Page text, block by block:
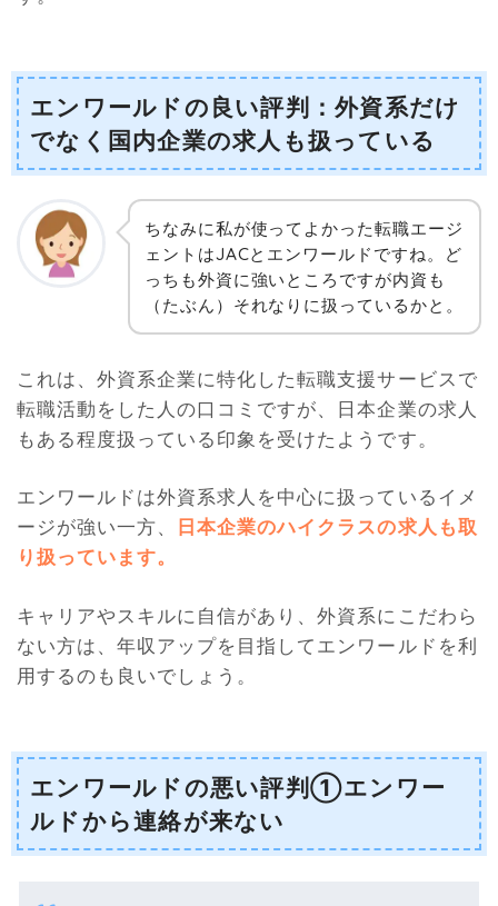
エンワールドの良い評判：外資系だけ
でなく国内企業の求人も扱っている
ちなみに私が使ってよかった転職エージ
ェントはJACとエンワールドですね。ど
っちも外資に強いところですが内資も
（たぶん）それなりに扱っているかと。
これは、外資系企業に特化した転職支援サービスで
転職活動をした人の口コミですが、日本企業の求人
もある程度扱っている印象を受けたようです。
エンワールドは外資系求人を中心に扱っているイメ
ージが強い一方、
日本企業のハイクラスの求人も取
り扱っています。
キャリアやスキルに自信があり、外資系にこだわら
ない方は、年収アップを目指してエンワールドを利
用するのも良いでしょう。
エンワールドの悪い評判①エンワー
ルドから連絡が来ない